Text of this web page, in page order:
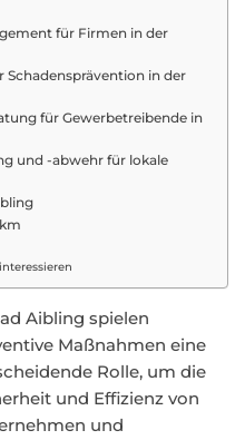
für Firmen in der
Schadensprävention in der
für Gewerbetreibende in
und -abwehr für lokale
Aibling spielen
Maßnahmen eine
Rolle, um die
und Effizienz von
und